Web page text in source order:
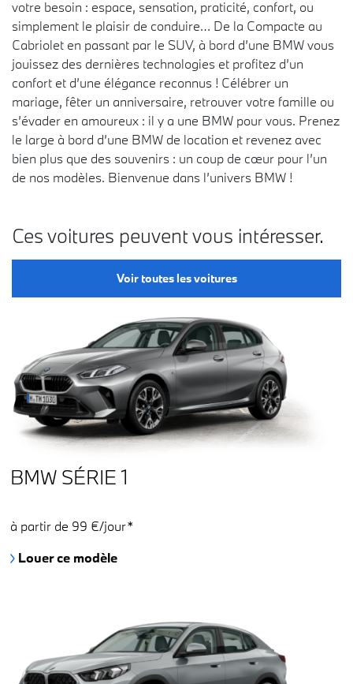
votre besoin : espace, sensation, praticité, confort, ou
simplement le plaisir de conduire… De la Compacte au
Cabriolet en passant par le SUV, à bord d’une BMW vous
jouissez des dernières technologies et profitez d’un
confort et d’une élégance reconnus ! Célébrer un
mariage, fêter un anniversaire, retrouver votre famille ou
s’évader en amoureux : il y a une BMW pour vous. Prenez
le large à bord d’une BMW de location et revenez avec
bien plus que des souvenirs : un coup de cœur pour l’un
de nos modèles. Bienvenue dans l’univers BMW !
Ces voitures peuvent vous intéresser.
Voir toutes les voitures
BMW SÉRIE 1
à partir de 99 €/jour*
Louer ce modèle